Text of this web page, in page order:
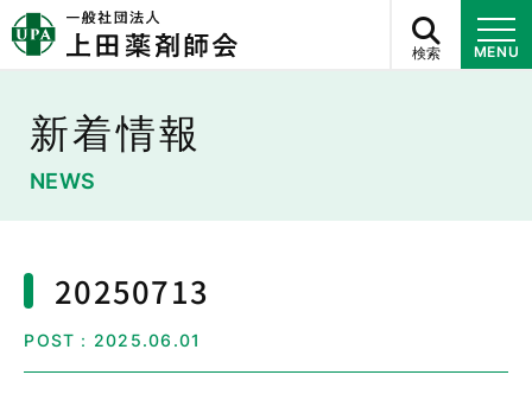
検索 MENU
新着情報
NEWS
20250713
POST：2025.06.01